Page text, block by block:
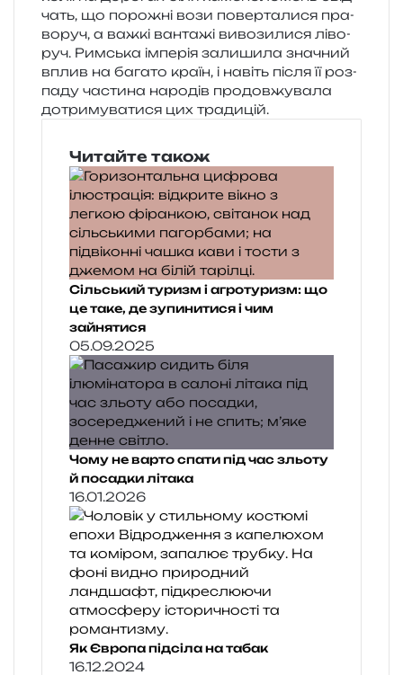
чать, що поро­жні вози повер­та­ли­ся пра­
во­руч, а важкі ван­та­жі виво­зи­ли­ся ліво­
руч. Римська імпе­рія зали­ши­ла зна­чний
вплив на бага­то країн, і навіть після її роз­
па­ду части­на наро­дів про­дов­жу­ва­ла
дотри­му­ва­ти­ся цих традицій.
Читайте також
Сільський туризм і агротуризм: що
це таке, де зупинитися і чим
зайнятися
05.09.2025
Чому не варто спати під час зльоту
й посадки літака
16.01.2026
Як Європа підсіла на табак
16.12.2024